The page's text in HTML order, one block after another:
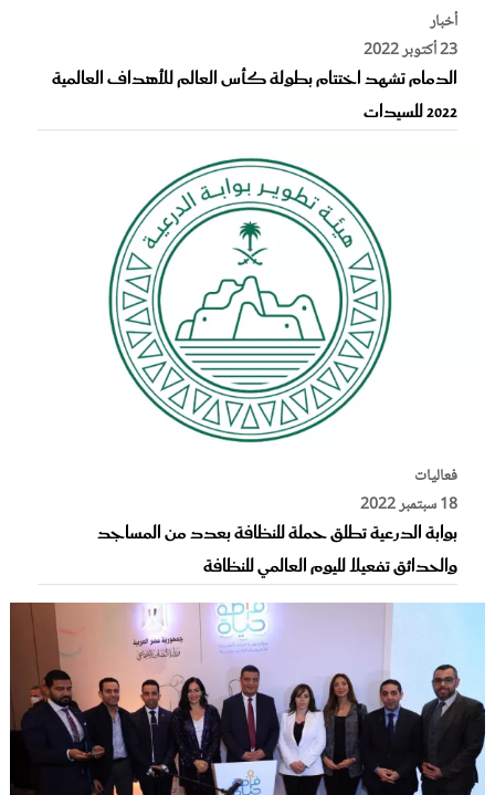
أخبار
23 أكتوبر 2022
الدمام تشهد اختتام بطولة كأس العالم للأهداف العالمية
2022 للسيدات
فعاليات
18 سبتمبر 2022
بوابة الدرعية تطلق حملة للنظافة بعدد من المساجد
والحدائق تفعيلا لليوم العالمي للنظافة